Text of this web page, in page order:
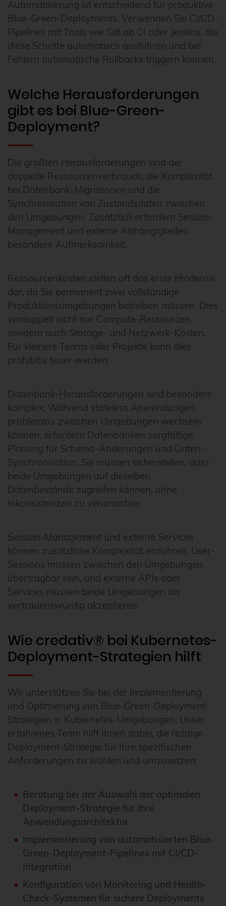
Automatisierung ist entscheidend für produktive
Blue-Green-Deployments. Verwenden Sie CI/CD-
Pipelines mit Tools wie GitLab CI oder Jenkins, die
diese Schritte automatisch ausführen und bei
Fehlern automatische Rollbacks triggern können.
Welche Herausforderungen
gibt es bei Blue-Green-
Deployment?
Die größten Herausforderungen sind der
doppelte Ressourcenverbrauch, die Komplexität
bei Datenbank-Migrationen und die
Synchronisation von Zustandsdaten zwischen
den Umgebungen. Zusätzlich erfordern Session-
Management und externe Abhängigkeiten
besondere Aufmerksamkeit.
Ressourcenkosten stellen oft das erste Hindernis
dar, da Sie permanent zwei vollständige
Produktionsumgebungen betreiben müssen. Dies
verdoppelt nicht nur Compute-Ressourcen,
sondern auch Storage- und Netzwerk-Kosten.
Für kleinere Teams oder Projekte kann dies
prohibitiv teuer werden.
Datenbank-Herausforderungen sind besonders
komplex: Während stateless Anwendungen
problemlos zwischen Umgebungen wechseln
können, erfordern Datenbanken sorgfältige
Planung für Schema-Änderungen und Daten-
Synchronisation. Sie müssen sicherstellen, dass
beide Umgebungen auf dieselben
Datenbestände zugreifen können, ohne
Inkonsistenzen zu verursachen.
Session-Management und externe Services
können zusätzliche Komplexität einführen. User-
Sessions müssen zwischen den Umgebungen
übertragbar sein, und externe APIs oder
Services müssen beide Umgebungen als
vertrauenswürdig akzeptieren.
Wie credativ® bei Kubernetes-
Deployment-Strategien hilft
Wir unterstützen Sie bei der Implementierung
und Optimierung von Blue-Green-Deployment-
Strategien in Kubernetes-Umgebungen. Unser
erfahrenes Team hilft Ihnen dabei, die richtige
Deployment-Strategie für Ihre spezifischen
Anforderungen zu wählen und umzusetzen:
Beratung bei der Auswahl der optimalen
Deployment-Strategie für Ihre
Anwendungsarchitektur
Implementierung von automatisierten Blue-
Green-Deployment-Pipelines mit CI/CD-
Integration
Konfiguration von Monitoring und Health-
Check-Systemen für sichere Deployments